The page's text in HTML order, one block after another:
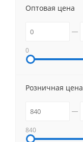
Оптовая цена
0
Розничная цена
840